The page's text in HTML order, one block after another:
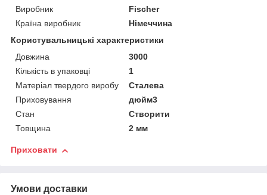
Виробник
Fischer
Країна виробник
Німеччина
Користувальницькі характеристики
Довжина
3000
Кількість в упаковці
1
Матеріал твердого виробу
Сталева
Приховування
дюйм3
Стан
Створити
Товщина
2 мм
Приховати
Умови доставки